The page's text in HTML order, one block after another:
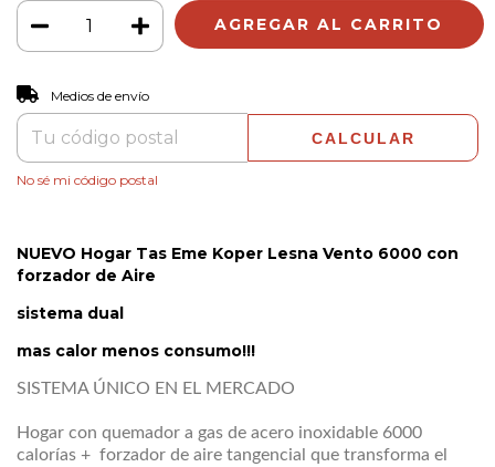
Entregas para el CP:
Medios de envío
CALCULAR
No sé mi código postal
NUEVO Hogar Tas Eme Koper Lesna Vento 6000 con
forzador de Aire
sistema dual
mas calor menos consumo!!!
SISTEMA ÚNICO EN EL MERCADO
Hogar con quemador a gas de acero inoxidable 6000
calorías + forzador de aire tangencial que transforma el